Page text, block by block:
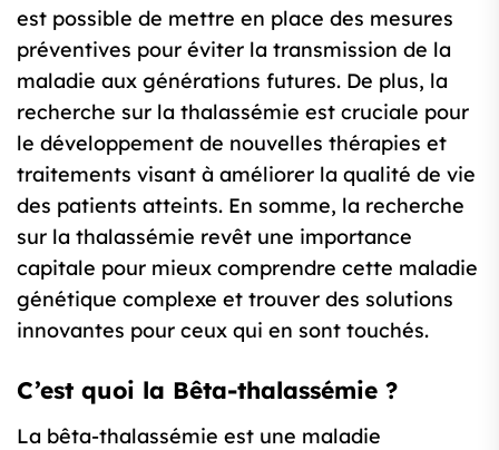
est possible de mettre en place des mesures
préventives pour éviter la transmission de la
maladie aux générations futures. De plus, la
recherche sur la thalassémie est cruciale pour
le développement de nouvelles thérapies et
traitements visant à améliorer la qualité de vie
des patients atteints. En somme, la recherche
sur la thalassémie revêt une importance
capitale pour mieux comprendre cette maladie
génétique complexe et trouver des solutions
innovantes pour ceux qui en sont touchés.
C’est quoi la Bêta-thalassémie ?
La bêta-thalassémie est une maladie